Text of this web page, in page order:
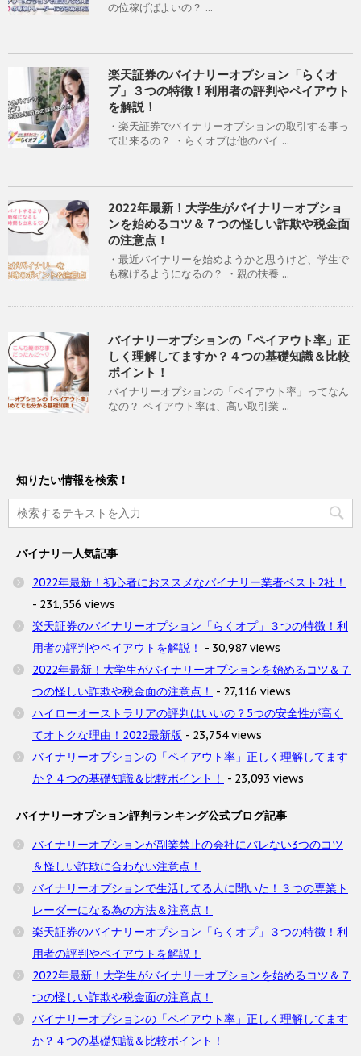
の位稼げばよいの？ ...
楽天証券のバイナリーオプション「らくオ
プ」３つの特徴！利用者の評判やペイアウト
を解説！
・楽天証券でバイナリーオプションの取引する事っ
て出来るの？ ・らくオプは他のバイ ...
2022年最新！大学生がバイナリーオプショ
ンを始めるコツ＆７つの怪しい詐欺や税金面
の注意点！
・最近バイナリーを始めようかと思うけど、学生で
も稼げるようになるの？ ・親の扶養 ...
バイナリーオプションの「ペイアウト率」正
しく理解してますか？４つの基礎知識＆比較
ポイント！
バイナリーオプションの「ペイアウト率」ってなん
なの？ ペイアウト率は、高い取引業 ...
知りたい情報を検索！
バイナリー人気記事
2022年最新！初心者におススメなバイナリー業者ベスト2社！
- 231,556 views
楽天証券のバイナリーオプション「らくオプ」３つの特徴！利
用者の評判やペイアウトを解説！
- 30,987 views
2022年最新！大学生がバイナリーオプションを始めるコツ＆７
つの怪しい詐欺や税金面の注意点！
- 27,116 views
ハイローオーストラリアの評判はいいの？5つの安全性が高く
てオトクな理由！2022最新版 - 23,754 views
バイナリーオプションの「ペイアウト率」正しく理解してます
か？４つの基礎知識＆比較ポイント！
- 23,093 views
バイナリーオプション評判ランキング公式ブログ記事
バイナリーオプションが副業禁止の会社にバレない3つのコツ
＆怪しい詐欺に合わない注意点！
バイナリーオプションで生活してる人に聞いた！３つの専業ト
レーダーになる為の方法＆注意点！
楽天証券のバイナリーオプション「らくオプ」３つの特徴！利
用者の評判やペイアウトを解説！
2022年最新！大学生がバイナリーオプションを始めるコツ＆７
つの怪しい詐欺や税金面の注意点！
バイナリーオプションの「ペイアウト率」正しく理解してます
か？４つの基礎知識＆比較ポイント！